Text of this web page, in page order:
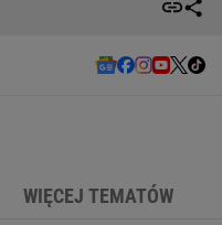
WIĘCEJ TEMATÓW